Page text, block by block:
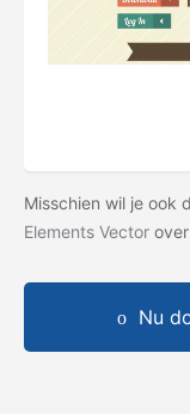
Misschien wil je ook
Elements Vector
Nu